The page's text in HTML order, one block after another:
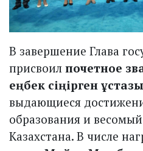
В завершение Глава
присвоил почетное
еңбек сіңірген
выдающиеся
образования и
Казахстана. В числе